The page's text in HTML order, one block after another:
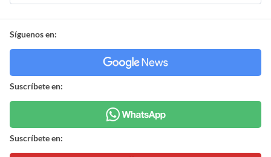
Síguenos en:
Suscríbete en:
Suscríbete en: